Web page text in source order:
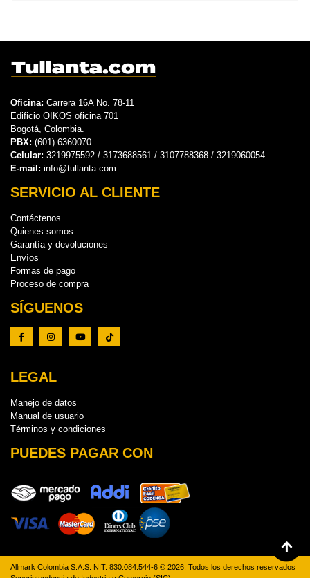
Oficina: Carrera 16A No. 78-11
Edificio OIKOS oficina 701
Bogotá, Colombia.
PBX: (601) 6360070
Celular: 3219975592 / 3173688561 / 3107788368 / 3219060054
E-mail: info@tullanta.com
SERVICIO AL CLIENTE
Contáctenos
Quienes somos
Garantía y devoluciones
Envíos
Formas de pago
Proceso de compra
SÍGUENOS
LEGAL
Manejo de datos
Manual de usuario
Términos y condiciones
PUEDES PAGAR CON
Allmark Colombia S.A.S. NIT: 830.084.544-6 © 2026. Todos los derechos reservados